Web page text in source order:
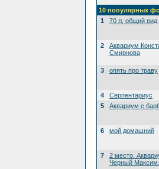
10 популярных
1
70 л, общий вид
2
Аквариум
Смирнова
3 опять про траву
4
Серпентариус
5
Аквариум с
6 мой домашний
7
2 место.
Черный Максим,